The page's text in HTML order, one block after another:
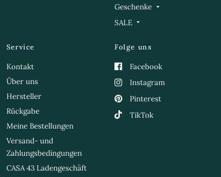
Geschenke
SALE
Service
Kontakt
Über uns
Hersteller
Rückgabe
Meine Bestellungen
Versand- und
Zahlungsbedingungen
CASA 43 Ladengeschäft
Folge uns
Facebook
Instagram
Pinterest
TikTok